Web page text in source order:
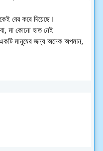
বের করে দিয়েছে।
মা কোনো হাত নেই
মানুষের জন্য অনেক অপমান,